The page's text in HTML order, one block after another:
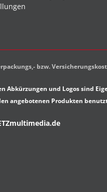
bzw.
Abkürzungen und Logos sind
angebotenen Produkten